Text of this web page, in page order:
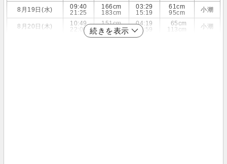
8月19日(水)
09:40
21:25
166cm
183cm
03:29
15:19
61cm
95cm
小潮
8月20日(木)
10:49
22:00
151cm
176cm
04:19
15:59
65cm
113cm
小潮
続きを表示